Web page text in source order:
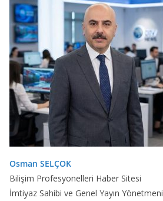
Osman SELÇOK
Bilişim Profesyonelleri Haber Sitesi
İmtiyaz Sahibi ve Genel Yayın Yönetmeni